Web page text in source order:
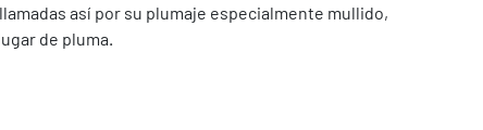
así por su plumaje especialmente mullido,
de pluma.